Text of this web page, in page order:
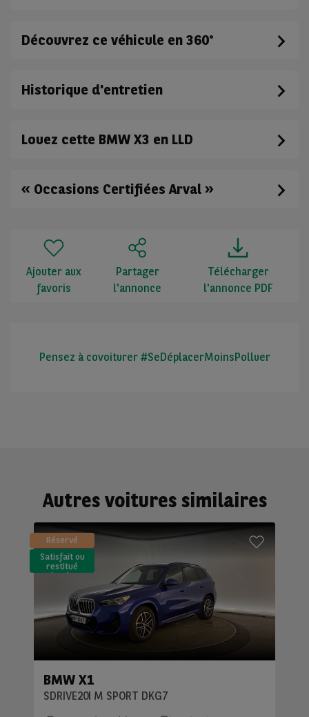
Découvrez ce véhicule en 360°
Historique d'entretien
Louez cette BMW X3 en LLD
« Occasions Certifiées Arval »
Ajouter aux
favoris
Partager
l'annonce
Télécharger
l'annonce PDF
Pensez à covoiturer #SeDéplacerMoinsPolluer
Autres voitures similaires
Réservé
Satisfait ou
restitué
(LLD)*
BMW X1
SDRIVE20I M SPORT DKG7